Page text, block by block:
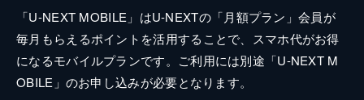
「U-NEXT MOBILE」はU-NEXTの「月額プラン」会員が
毎月もらえるポイントを活用することで、スマホ代がお得
になるモバイルプランです。ご利用には別途「U-NEXT M
OBILE」のお申し込みが必要となります。